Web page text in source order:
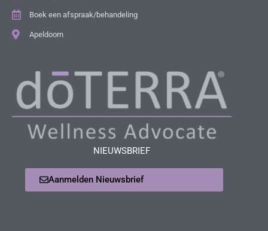
Boek een afspraak/behandeling
Apeldoorn
NIEUWSBRIEF
Aanmelden Nieuwsbrief